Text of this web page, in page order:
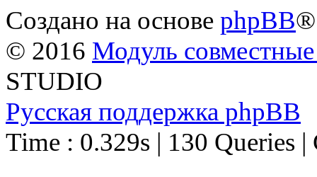
Создано на основе phpBB®
© 2016 Модуль
STUDIO
Русская поддержка phpBB
Time : 0.329s | 130 Queries